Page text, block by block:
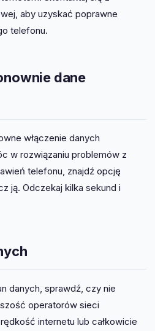
aby uzyskać poprawne
telefonu.
dane
włączenie danych
w rozwiązaniu problemów z
telefonu, znajdź opcję
ją. Odczekaj kilka sekund i
danych, sprawdź, czy nie
operatorów sieci
internetu lub całkowicie